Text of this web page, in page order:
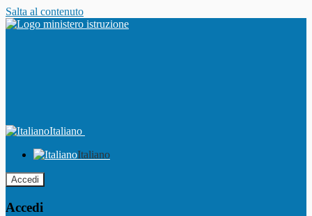
Salta al contenuto
Italiano
Italiano
Accedi
Accedi